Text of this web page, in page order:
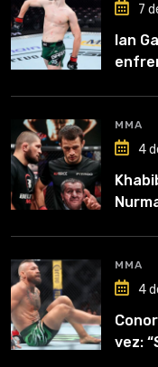
7
Ian
MMA
4
MMA
4
vez: